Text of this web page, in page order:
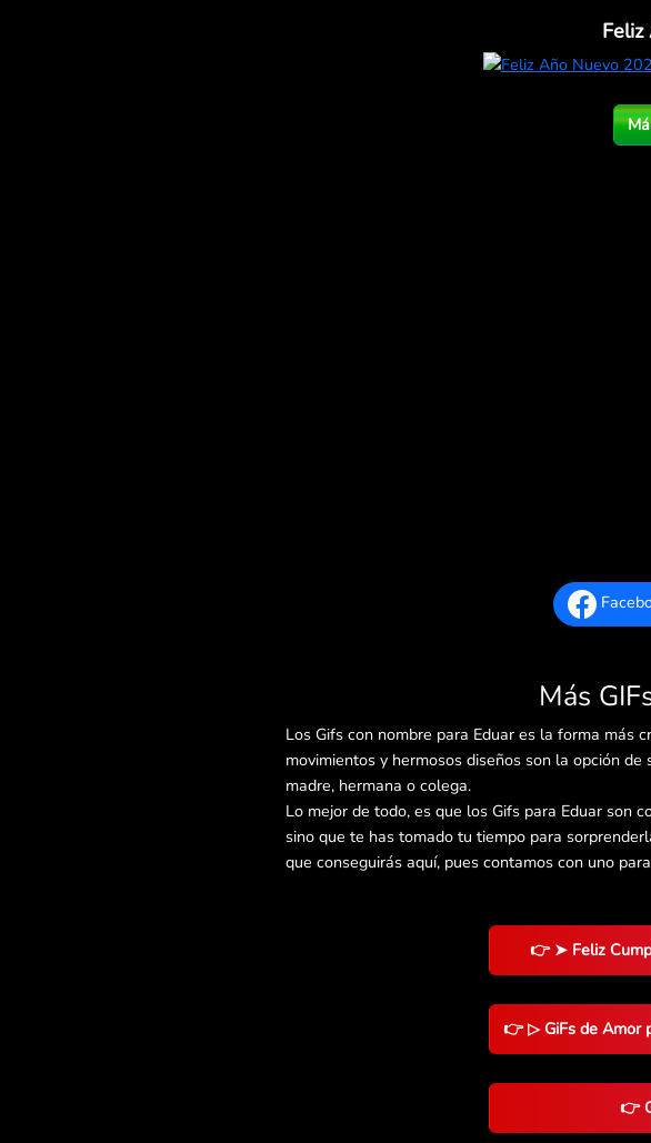
Más
Los Gifs con nombre para Eduar es la forma más
movimientos y hermosos diseños son la opción
madre, hermana o colega.
Lo mejor de todo, es que los Gifs para Eduar son
sino que te has tomado tu tiempo para
que conseguirás aquí, pues contamos con uno
👉 ➤ Feliz
👉 ▷ GiFs de Amor
👉